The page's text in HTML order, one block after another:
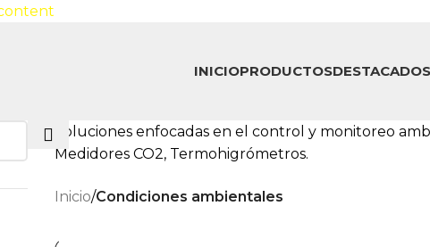
INICIOPRODUCTOSDESTACADOS
Soluciones enfocadas en el control y monitoreo
Medidores CO2, Termohigrómetros.
Inicio/Condiciones ambientales